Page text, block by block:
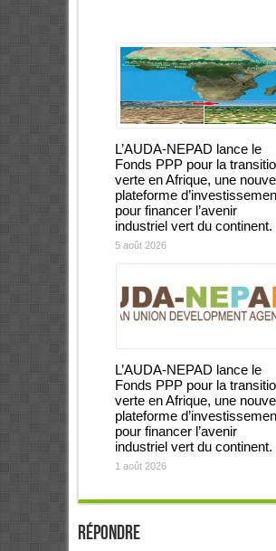
L’AUDA-NEPAD lance le
Fonds PPP pour la
verte en Afrique, une
plateforme
pour financer l’avenir
industriel vert du continent.
5 août 2026
L’AUDA-NEPAD lance le
Fonds PPP pour la
verte en Afrique, une
plateforme
pour financer l’avenir
industriel vert du continent.
1 août 2026
Répondre